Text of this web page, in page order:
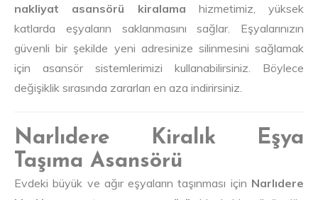
nakliyat asansörü kiralama hizmetimiz, yüksek
katlarda eşyaların saklanmasını sağlar. Eşyalarınızın
güvenli bir şekilde yeni adresinize silinmesini sağlamak
için asansör sistemlerimizi kullanabilirsiniz. Böylece
değişiklik sırasında zararları en aza indirirsiniz.
Narlıdere Kiralık Eşya
Taşıma Asansörü
Evdeki büyük ve ağır eşyaların taşınması için Narlıdere